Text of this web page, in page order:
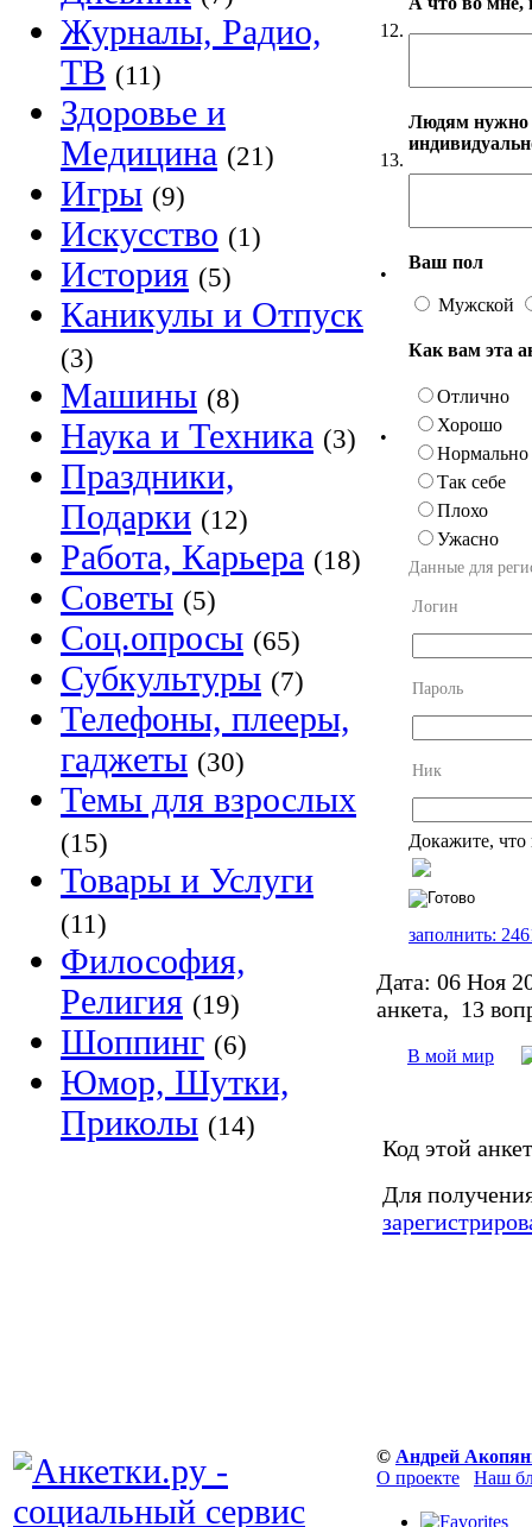
Журналы, Радио,
ТВ (11)
Здоровье и
Медицина (21)
Игры (9)
Искусство (1)
История (5)
Каникулы и Отпуск
(3)
Машины (8)
Наука и Техника (3)
Праздники,
Подарки (12)
Работа, Карьера (18)
Советы (5)
Соц.опросы (65)
Субкультуры (7)
Телефоны, плееры,
гаджеты (30)
Темы для взрослых
(15)
Товары и Услуги
(11)
Философия,
Религия (19)
Шоппинг (6)
Юмор, Шутки,
Приколы (14)
12.
13.
Людям нужно
•
Ваш пол
Мужской
•
Как вам эта
Отлично
Хорошо
Нормально
Так себе
Плохо
Ужасно
Данные для
Логин
Пароль
Ник
Докажите,
заполнить:
Дата: 06 Ноя
анкета, 13
В мой мир
Код этой
Для
© Андрей
О проекте
Наш